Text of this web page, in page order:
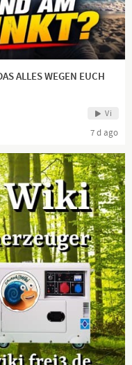
Boehringer
ALLES WEGEN EUCH
Vi
7 d ago